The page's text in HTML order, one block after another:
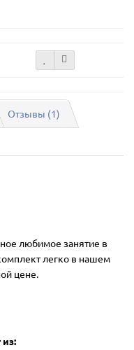
Отзывы (1)
любимое занятие в
легко в нашем
цене.